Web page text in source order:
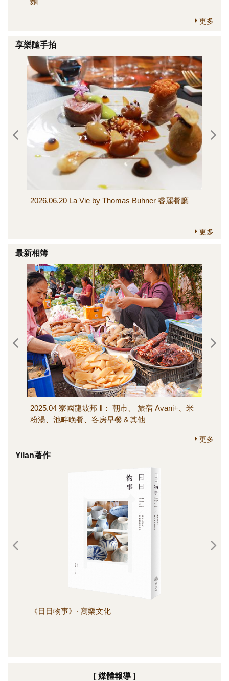
更多
享樂隨手拍
2026.06.20 La Vie by Thomas Buhner 睿麗餐廳
更多
最新相簿
2025.04 寮國龍坡邦 Ⅱ： 朝市、 旅宿 Avani+、米
粉湯、池畔晚餐、客房早餐＆其他
更多
Yilan著作
《日日物事》‧ 寫樂文化
[ 媒體報導 ]